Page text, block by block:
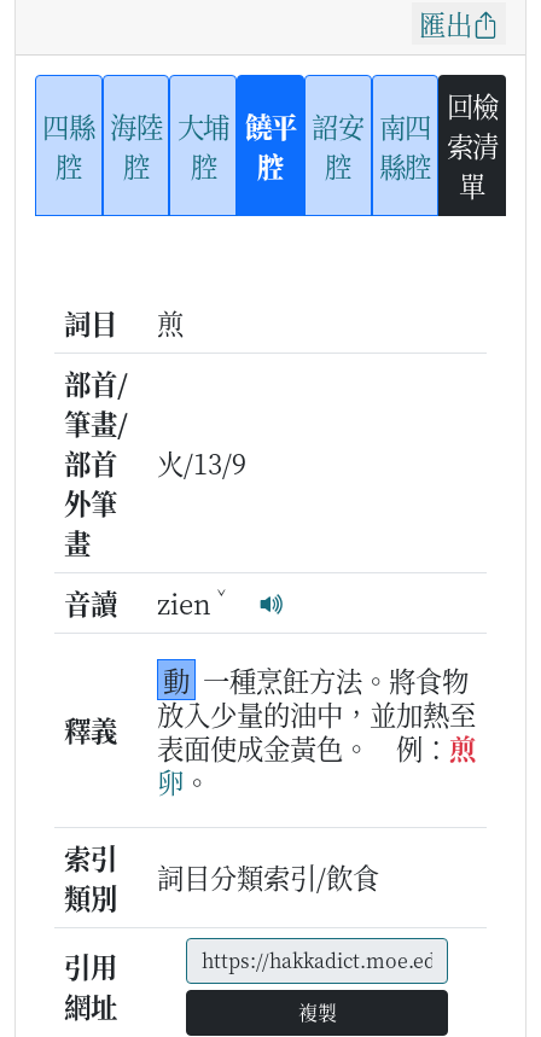
匯出
四縣
腔
海陸
腔
大埔
腔
饒平
腔
詔安
腔
南四
縣腔
回檢
索清
單
詞目
煎
部首/
筆畫/
部首
外筆
畫
火/13/9
音讀 zien ˇ
釋義
動 一種烹飪方法。將食物
放入少量的油中，並加熱至
表面使成金黃色。
例： 煎
卵 。
索引
類別
詞目分類索引/飲食
引用
網址
複製